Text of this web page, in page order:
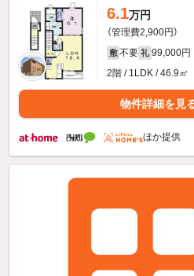
6.1万円
（管理費2,900円）
敷 不要 礼 99,000円
2階 / 1LDK / 46.9㎡
物件詳細を見
ほか提供